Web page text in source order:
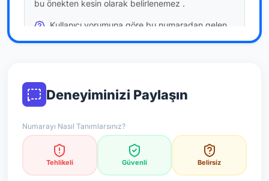
bu önekten kesin olarak belirlenemez .
Kullanıcı yorumuna göre bu numaradan gelen
çağrılaratemkinli yaklaşmanızönerilir; bu bir site
resmi doğrulama niteliği taşımaz.
*Not: Değerlendirmeler onaylı kullanıcı yorumlarına göre
güncellenir.
Deneyiminizi Paylaşın
Numarayı Nasıl Tanımlarsınız?
Tehlikeli Güvenli Belirsiz